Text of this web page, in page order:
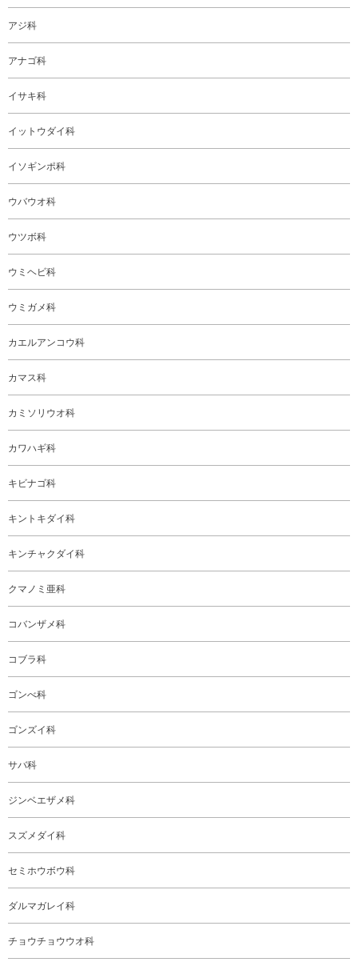
アジ科
アナゴ科
イサキ科
イットウダイ科
イソギンポ科
ウバウオ科
ウツボ科
ウミヘビ科
ウミガメ科
カエルアンコウ科
カマス科
カミソリウオ科
カワハギ科
キビナゴ科
キントキダイ科
キンチャクダイ科
クマノミ亜科
コバンザメ科
コブラ科
ゴンべ科
ゴンズイ科
サバ科
ジンベエザメ科
スズメダイ科
セミホウボウ科
ダルマガレイ科
チョウチョウウオ科